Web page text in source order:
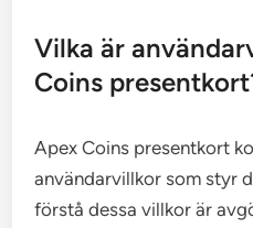
Vilka är
Coins
Apex Coins presentkort
användarvillkor som styr
förstå dessa villkor är